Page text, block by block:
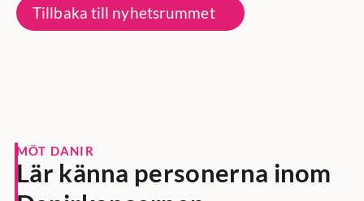
IT-infrastruktur, där vi kombinerar lokal
närvaro med global kapacitet för att
Tillbaka till nyhetsrummet
MÖT DANIR
Lär känna personerna inom